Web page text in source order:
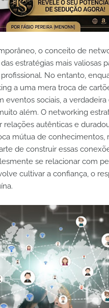
o conceito de
estratégias mais valiosas
No entanto,
a uma mera troca de
eventos sociais, a verdadeira
além. O networking
relações autênticas e
mútua de conhecimentos,
de construir essas
se relacionar com
cultivar a confiança, o